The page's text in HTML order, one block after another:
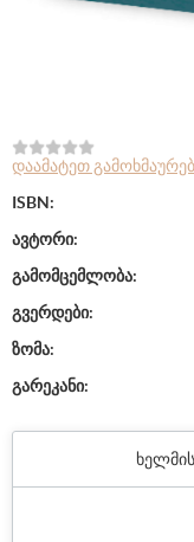
დაამატეთ
ISBN:
ავტორი:
გამომცემლობა:
გვერდები:
ზომა:
გარეკანი: